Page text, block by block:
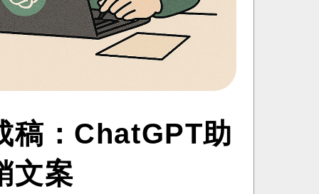
稿：ChatGPT助
文案